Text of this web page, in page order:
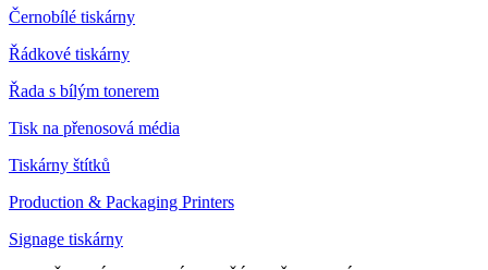
Černobílé tiskárny
Řádkové tiskárny
Řada s bílým tonerem
Tisk na přenosová média
Tiskárny štítků
Production & Packaging Printers
Signage tiskárny